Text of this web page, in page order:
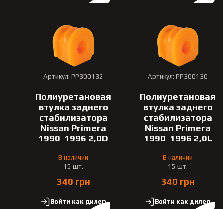
Артикул: PP300132
Полиуретановая
втулка заднего
стабилизатора
Nissan Primera
1990-1996 2,0D
В наличии
15 шт.
340 грн
Войти как дилер
Артикул: PP300130
Полиуретановая
втулка заднего
стабилизатора
Nissan Primera
1990-1996 2,0L
В наличии
15 шт.
340 грн
Войти как дилер